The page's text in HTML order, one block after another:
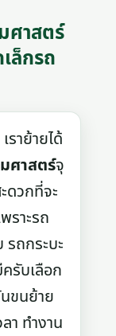
ศาสตร์
ล็กรถ
าย้ายได้
ศาสตร์จุ
ดวกที่จะ
ราะรถ
รถกระบะ
รับเลือก
ขนย้าย
า ทำงาน